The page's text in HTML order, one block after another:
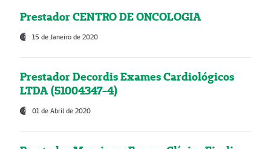
Prestador CENTRO DE ONCOLOGIA
15 de Janeiro de 2020
Prestador Decordis Exames Cardiológicos
LTDA (51004347-4)
01 de Abril de 2020